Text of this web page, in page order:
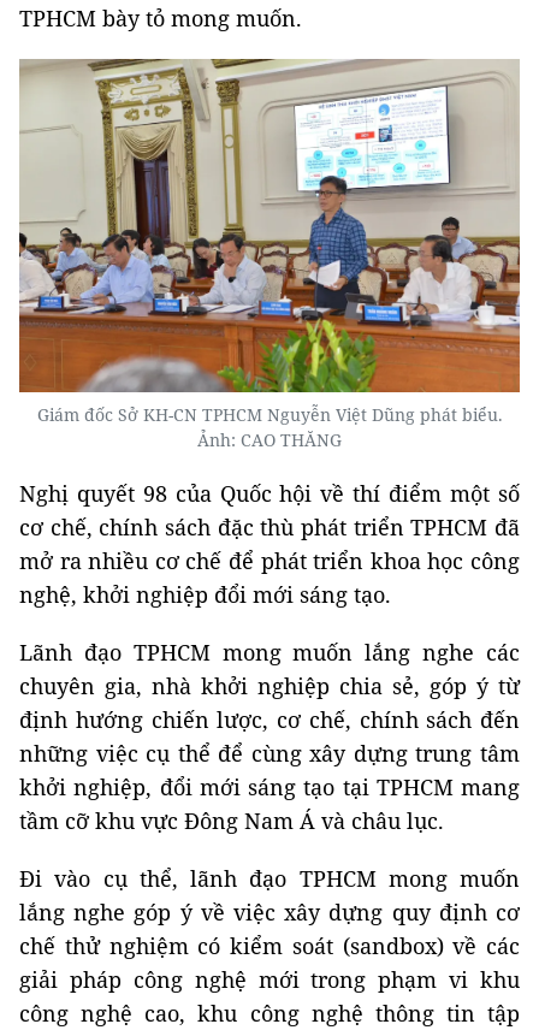
TPHCM bày tỏ mong muốn.
Giám đốc Sở KH-CN TPHCM Nguyễn Việt Dũng phát biểu.
Ảnh: CAO THĂNG
Nghị quyết 98 của Quốc hội về thí điểm một số
cơ chế, chính sách đặc thù phát triển TPHCM đã
mở ra nhiều cơ chế để phát triển khoa học công
nghệ, khởi nghiệp đổi mới sáng tạo.
Lãnh đạo TPHCM mong muốn lắng nghe các
chuyên gia, nhà khởi nghiệp chia sẻ, góp ý từ
định hướng chiến lược, cơ chế, chính sách đến
những việc cụ thể để cùng xây dựng trung tâm
khởi nghiệp, đổi mới sáng tạo tại TPHCM mang
tầm cỡ khu vực Đông Nam Á và châu lục.
Đi vào cụ thể, lãnh đạo TPHCM mong muốn
lắng nghe góp ý về việc xây dựng quy định cơ
chế thử nghiệm có kiểm soát (sandbox) về các
giải pháp công nghệ mới trong phạm vi khu
công nghệ cao, khu công nghệ thông tin tập